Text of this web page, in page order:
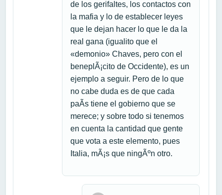
de los gerifaltes, los contactos con
la mafia y lo de establecer leyes
que le dejan hacer lo que le da la
real gana (igualito que el
«demonio» Chaves, pero con el
beneplÃ¡cito de Occidente), es un
ejemplo a seguir. Pero de lo que
no cabe duda es de que cada
paÃ­s tiene el gobierno que se
merece; y sobre todo si tenemos
en cuenta la cantidad que gente
que vota a este elemento, pues
Italia, mÃ¡s que ningÃºn otro.